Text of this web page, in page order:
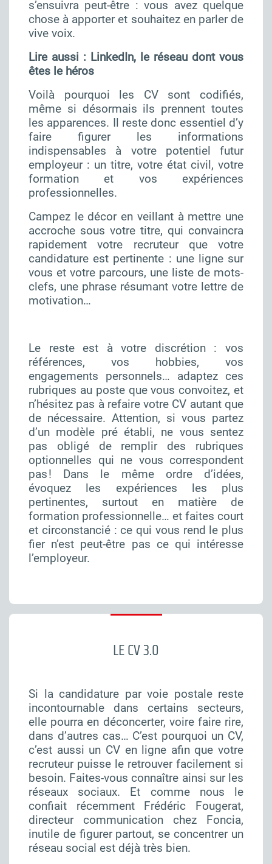
s’ensuivra peut-être : vous avez quelque
chose à apporter et souhaitez en parler de
vive voix.
Lire aussi : LinkedIn, le réseau dont vous
êtes le héros
Voilà pourquoi les CV sont codifiés,
même si désormais ils prennent toutes
les apparences. Il reste donc essentiel d’y
faire figurer les informations
indispensables à votre potentiel futur
employeur : un titre, votre état civil, votre
formation et vos expériences
professionnelles.
Campez le décor en veillant à mettre une
accroche sous votre titre, qui convaincra
rapidement votre recruteur que votre
candidature est pertinente : une ligne sur
vous et votre parcours, une liste de mots-
clefs, une phrase résumant votre lettre de
motivation…
Le reste est à votre discrétion : vos
références, vos hobbies, vos
engagements personnels… adaptez ces
rubriques au poste que vous convoitez, et
n’hésitez pas à refaire votre CV autant que
de nécessaire. Attention, si vous partez
d’un modèle pré établi, ne vous sentez
pas obligé de remplir des rubriques
optionnelles qui ne vous correspondent
pas ! Dans le même ordre d’idées,
évoquez les expériences les plus
pertinentes, surtout en matière de
formation professionnelle… et faites court
et circonstancié : ce qui vous rend le plus
fier n’est peut-être pas ce qui intéresse
l’employeur.
LE CV 3.0
Si la candidature par voie postale reste
incontournable dans certains secteurs,
elle pourra en déconcerter, voire faire rire,
dans d’autres cas… C’est pourquoi un CV,
c’est aussi un CV en ligne afin que votre
recruteur puisse le retrouver facilement si
besoin. Faites-vous connaître ainsi sur les
réseaux sociaux. Et comme nous le
confiait récemment Frédéric Fougerat,
directeur communication chez Foncia,
inutile de figurer partout, se concentrer un
réseau social est déjà très bien.